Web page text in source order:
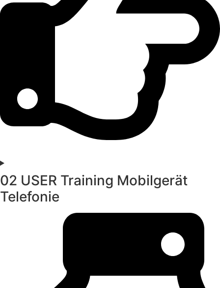
02 USER Training Mobilgerät
Telefonie